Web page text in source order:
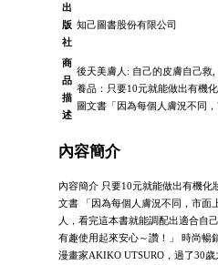
出
版
社
知己圖書股份有限公司
商
品
描
述
後天美膚人: 自己的皮膚自己救
養品：只要10元就能做出有機
圖文書「因為每個人膚況不同
內容簡介
內容簡介 只要10元就能做出有機化
文書 「因為每個人膚況不同，市面
人，看完這本書就能調配出適合自
有趣使用起來安心～讚！」 時尚暢
漫畫家AKIKO UTSURO，過了30